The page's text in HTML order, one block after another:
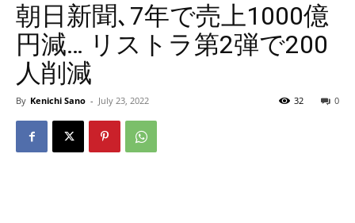
朝日新聞､7年で売上1000億
円減… リストラ第2弾で200
人削減
By Kenichi Sano - July 23, 2022 0
32